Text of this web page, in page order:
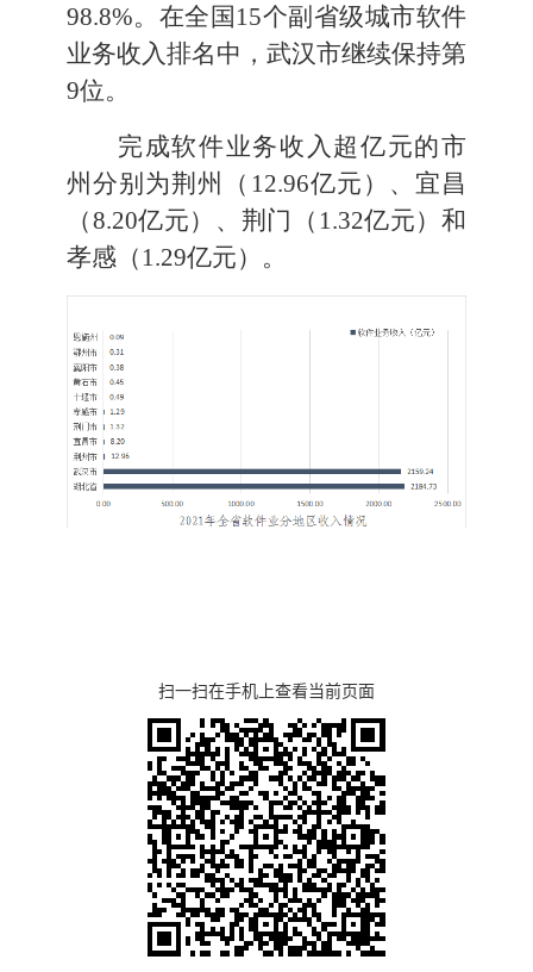
98.8%。 在全国 15个副省级城市软件
业务收入排名中，武汉市继续保持第
9位。
完成软件业务收入 超亿元的市
州分别为荆州 （ 12.96亿元 ）、 宜昌
（8.20亿元）、荆门（ 1.32亿元）和
孝感（ 1.29亿元） 。
扫一扫在手机上查看当前页面